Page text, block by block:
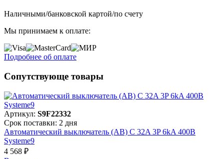
Наличными/банковской картой/по счету
Мы принимаем к оплате:
Подробнее об оплате
Сопутствующе товары
Артикул: S9F22332
Срок поставки: 2 дня
Автоматический выключатель (АВ) C 32A 3P 6kA 400В
Systeme9
4 568 ₽